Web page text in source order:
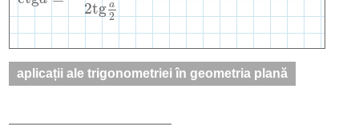
2tg a
2
aplicații ale trigonometriei în geometria plană